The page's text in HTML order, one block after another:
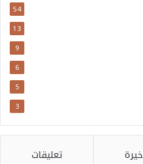
54
13
9
6
5
3
تعليقات